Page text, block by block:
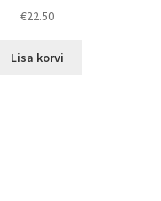
€22.50
Lisa korvi